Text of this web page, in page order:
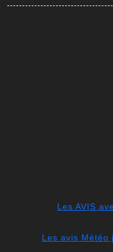
Les AVIS
Les avis Météo